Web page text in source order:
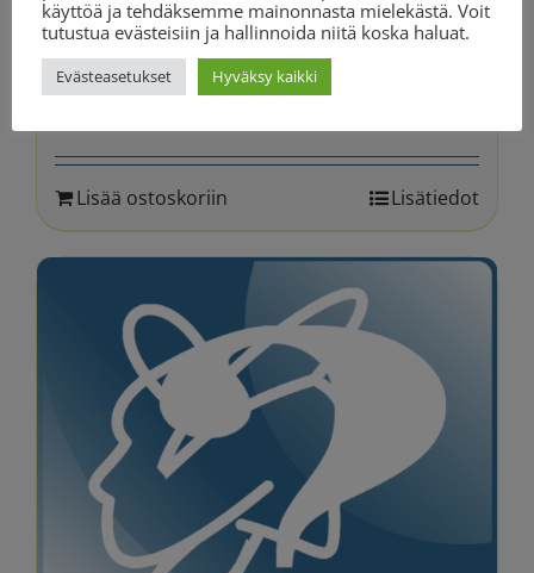
Puhepaketti – 30 minuuttia
77.70€ Alkuperäinen
77.70 €.
69.90€Nykyinen
on:
69.90 €.
Lisää ostoskoriin Lisätiedot
käyttöä ja tehdäksemme mainonnasta mielekästä. Voit
tutustua evästeisiin ja hallinnoida niitä koska haluat.
Evästeasetukset Hyväksy kaikki